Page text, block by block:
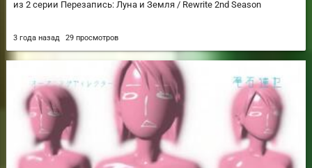
из 2 серии Перезапись: Луна и Земля / Rewrite 2nd Season
3 года назад 29 просмотров